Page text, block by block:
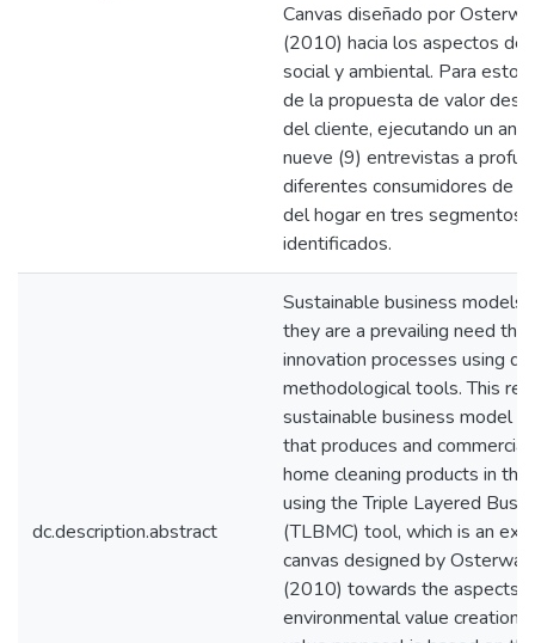
Canvas diseñado por
(2010) hacia los aspectos de
social y ambiental. Para esto,
de la propuesta de valor
del cliente, ejecutando un
nueve (9) entrevistas a
diferentes consumidores de
del hogar en tres segmentos
identificados.
dc.description.abstract
Sustainable business models
they are a prevailing need
innovation processes using
methodological tools. This
sustainable business model
that produces and
home cleaning products in
using the Triple Layered
(TLBMC) tool, which is an
canvas designed by
(2010) towards the aspects
environmental value creation.